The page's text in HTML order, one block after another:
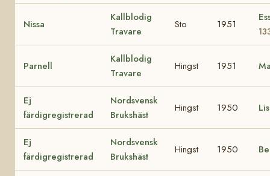
Nissa
Kallblodig
Travare
Sto 1951
Parnell
Kallblodig
Travare
Hingst 1951
Ej
färdigregistrerad
Nordsvensk
Brukshäst
Hingst 1950
Ej
färdigregistrerad
Nordsvensk
Brukshäst
Hingst 1950